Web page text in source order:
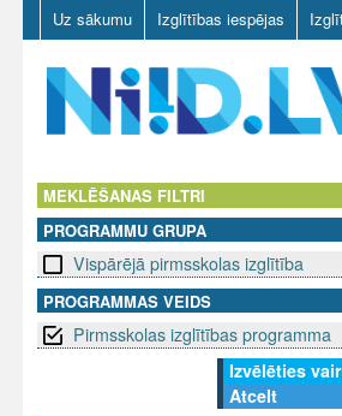
Uz sākumu Izglītības iespējas
D
MEKLĒŠANAS FILTRI
PROGRAMMU GRUPA
Vispārējā pirmsskolas izglītība
PROGRAMMAS VEIDS
Pirmsskolas izglītības programma
Izvēlēties
Atcelt